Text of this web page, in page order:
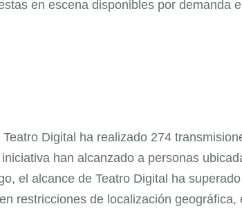
en escena disponibles por demanda
Digital ha realizado 274
han alcanzado a personas
el alcance de Teatro Digital ha
restricciones de localización